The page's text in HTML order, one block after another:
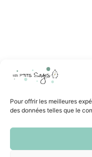
Pour offrir les meilleures
des données telles que le